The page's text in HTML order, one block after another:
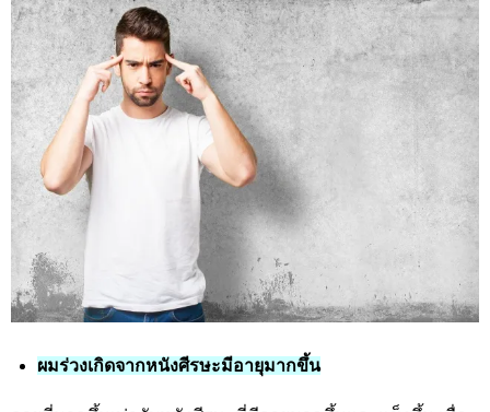
ผมร่วงเกิดจากหนังศีรษะมีอายุมากขึ้น